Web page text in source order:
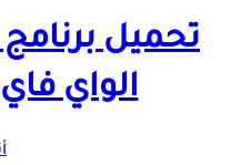
الواي